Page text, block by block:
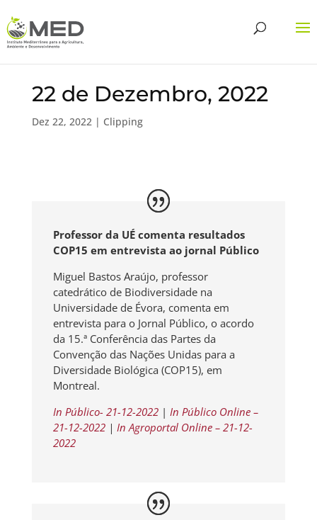
22 de Dezembro, 2022
Dez 22, 2022| Clipping
Professor da UÉ comenta resultados
COP15 em entrevista ao jornal Público
Miguel Bastos Araújo, professor
catedrático de Biodiversidade na
Universidade de Évora, comenta em
entrevista para o Jornal Público, o acordo
da 15.ª Conferência das Partes da
Convenção das Nações Unidas para a
Diversidade Biológica (COP15), em
Montreal.
In Público- 21-12-2022| In Público Online –
21-12-2022| In Agroportal Online – 21-12-
2022